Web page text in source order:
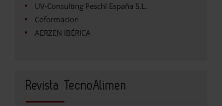
UV-Consulting Peschl España S.L.
Coformacion
AERZEN IBÉRICA
Revista TecnoAlimen